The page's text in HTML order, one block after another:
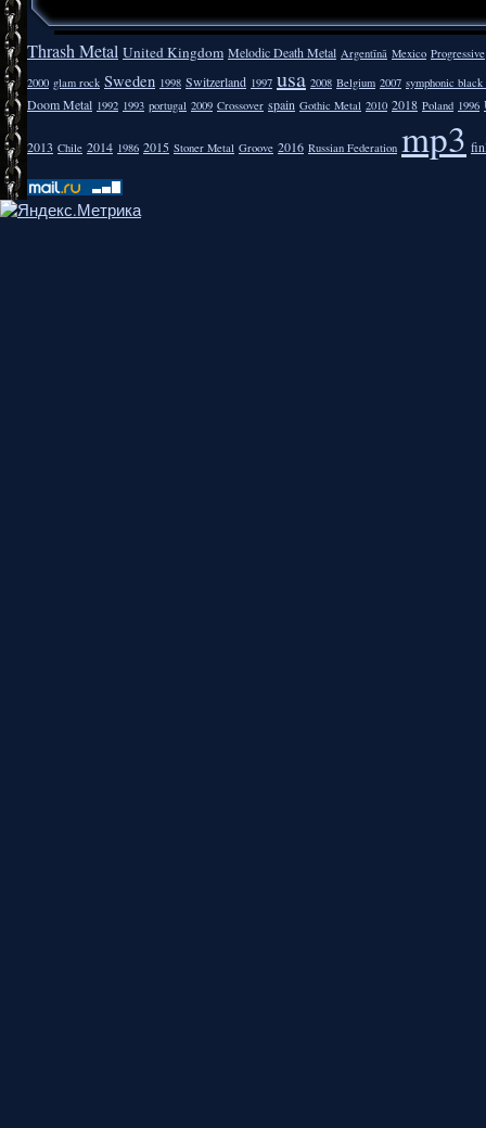
Thrash Metal United Kingdom Melodic Death Metal Argentīnā Mexico Progressive
2000 glam rock Sweden 1998 Switzerland 1997 usa 2008 Belgium 2007 symphonic
Doom Metal 1992 1993 portugal 2009 Crossover spain Gothic Metal 2010 2018 Poland 1996
2013 Chile 2014 1986 2015 Stoner Metal Groove 2016 Russian Federation mp3